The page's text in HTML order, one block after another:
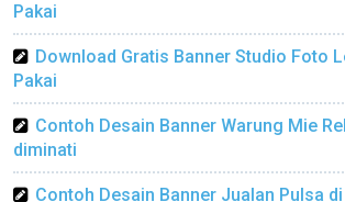
Pakai
Download Gratis Banner Studio Foto
Pakai
Contoh Desain Banner Warung Mie
diminati
Contoh Desain Banner Jualan Pulsa